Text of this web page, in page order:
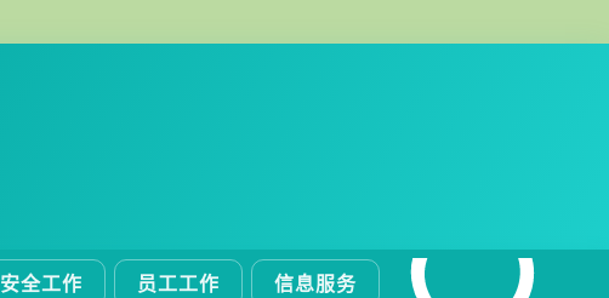
安全工作 员工工作 信息服务